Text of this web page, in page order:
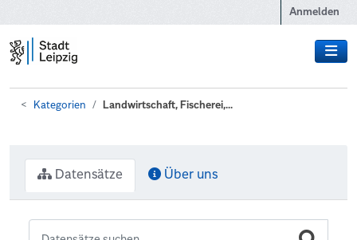
Anmelden
Kategorien Landwirtschaft, Fischerei,...
Datensätze Über uns